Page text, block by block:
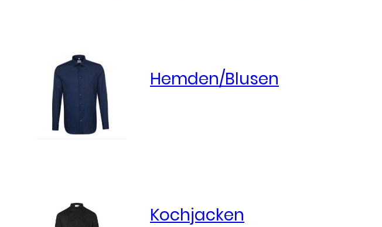
Hemden/Blusen
Kochjacken